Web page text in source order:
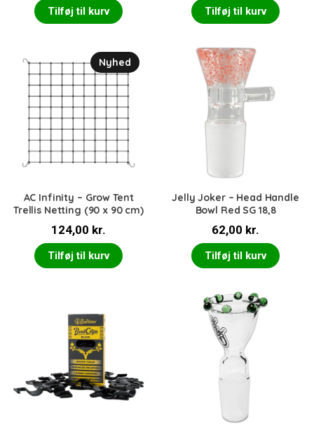
Tilføj til kurv Tilføj til kurv
Nyhed
AC Infinity – Grow Tent
Trellis Netting (90 x 90 cm)
124,00 kr.
Tilføj til kurv
Jelly Joker – Head Handle
Bowl Red SG 18,8
62,00 kr.
Tilføj til kurv